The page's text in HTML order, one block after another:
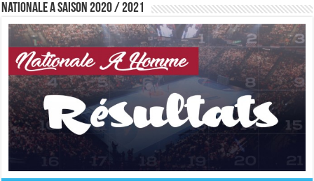
Nationale A saison 2020 / 2021